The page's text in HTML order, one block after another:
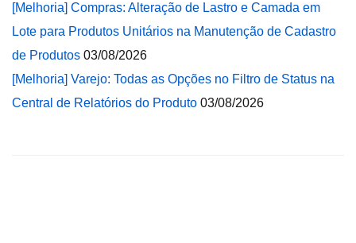
[Melhoria] Compras: Alteração de Lastro e Camada em
Lote para Produtos Unitários na Manutenção de Cadastro
de Produtos 03/08/2026
[Melhoria] Varejo: Todas as Opções no Filtro de Status na
Central de Relatórios do Produto 03/08/2026